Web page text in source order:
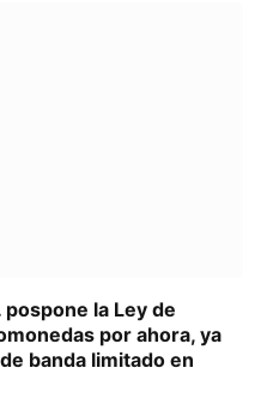
pospone la Ley de
por ahora, ya
banda limitado en